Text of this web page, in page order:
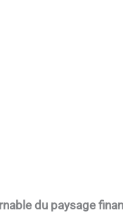
du paysage